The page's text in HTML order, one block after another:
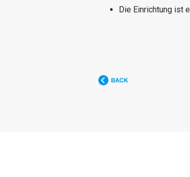
Die Einrichtung ist